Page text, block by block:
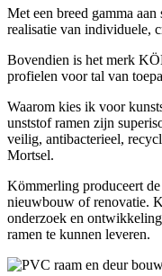
Met een breed gamma
realisatie van individuele,
Bovendien is het merk
profielen voor tal van
Waarom kies ik voor
unststof ramen zijn
veilig, antibacterieel,
Mortsel.
Kömmerling produceert
nieuwbouw of renovatie.
onderzoek en
ramen te kunnen leveren.